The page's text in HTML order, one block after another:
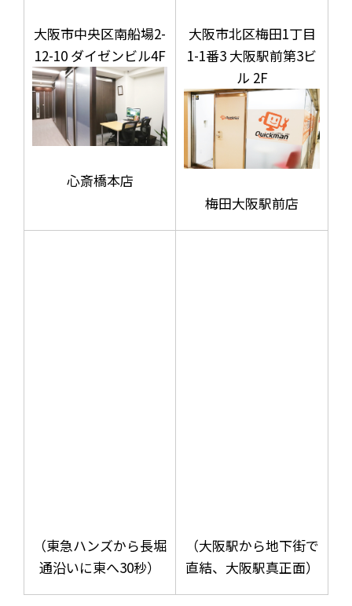
大阪市中央区南船場2-
12-10 ダイゼンビル4F
心斎橋本店
大阪市北区梅田1丁目
1-1番3 大阪駅前第3ビ
ル 2F
梅田大阪駅前店
（東急ハンズから長堀
通沿いに東へ30秒）
（大阪駅から地下街で
直結、大阪駅真正面）